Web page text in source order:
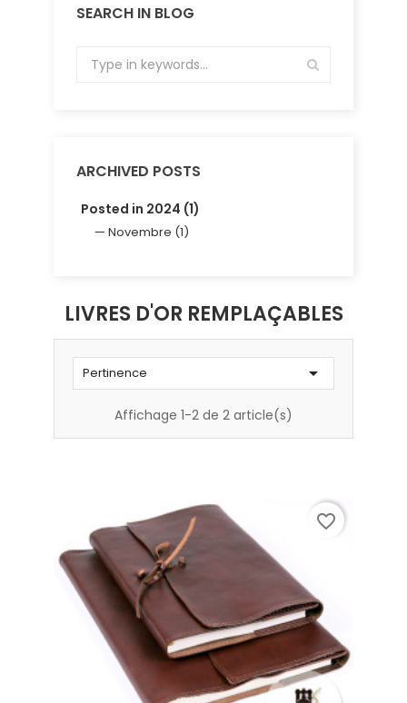
SEARCH IN BLOG
ARCHIVED POSTS
Posted in 2024 (1)
Novembre (1)
LIVRES D'OR REMPLAÇABLES
Pertinence 
Affichage 1-2 de 2 article(s)
favorite_border